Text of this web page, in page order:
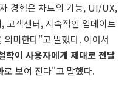
경험은 차트의 기능, UI/UX,
고객센터, 지속적인 업데이트
미한다”고 말했다. 이어서
학이 사용자에게 제대로 전달
로 보여 진다"고 말했다.